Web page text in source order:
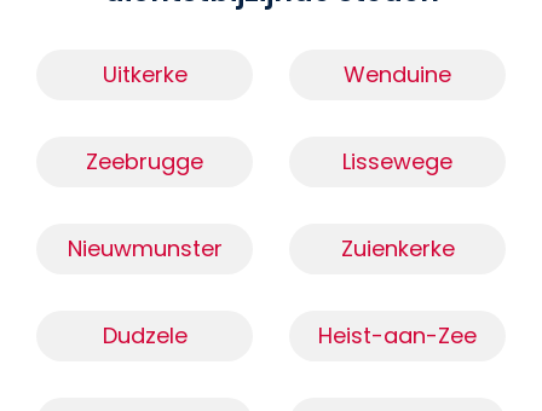
Uitkerke Wenduine
Zeebrugge Lissewege
Nieuwmunster Zuienkerke
Dudzele Heist-aan-Zee